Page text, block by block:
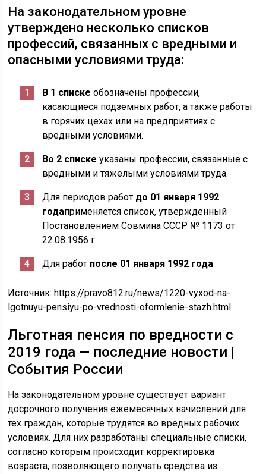
На законодательном уровне
утверждено несколько списков
профессий, связанных с вредными и
опасными условиями труда:
В 1 списке обозначены профессии,
касающиеся подземных работ, а также работы
в горячих цехах или на предприятиях с
вредными условиями.
Во 2 списке указаны профессии, связанные с
вредными и тяжелыми условиями труда.
Для периодов работ до 01 января 1992
годаприменяется список, утвержденный
Постановлением Совмина СССР № 1173 от
22.08.1956 г.
Для работ после 01 января 1992 года
Источник:https://pravo812.ru/news/1220-vyxod-na-
lgotnuyu-pensiyu-po-vrednosti-oformlenie-stazh.html
Льготная пенсия по вредности с
2019 года — последние новости |
События России
На законодательном уровне существует вариант
досрочного получения ежемесячных начислений для
тех граждан, которые трудятся во вредных рабочих
условиях. Для них разработаны специальные списки,
согласно которым происходит корректировка
возраста, позволяющего получать средства из